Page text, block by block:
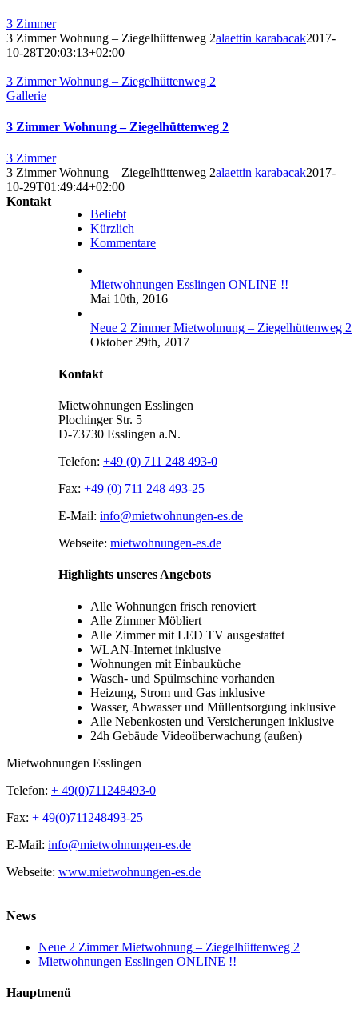
3 Zimmer
3 Zimmer Wohnung – Ziegelhüttenweg 2alaettin karabacak2017-
10-28T20:03:13+02:00
3 Zimmer Wohnung – Ziegelhüttenweg 2
Gallerie
3 Zimmer Wohnung – Ziegelhüttenweg 2
3 Zimmer
3 Zimmer Wohnung – Ziegelhüttenweg 2alaettin karabacak2017-
10-29T01:49:44+02:00
Beliebt
Kürzlich
Kommentare
Mietwohnungen Esslingen ONLINE !!
Mai 10th, 2016
Neue 2 Zimmer Mietwohnung – Ziegelhüttenweg 2
Oktober 29th, 2017
Kontakt
Mietwohnungen Esslingen
Plochinger Str. 5
D-73730 Esslingen a.N.
Telefon: +49 (0) 711 248 493-0
Fax: +49 (0) 711 248 493-25
E-Mail: info@mietwohnungen-es.de
Webseite: mietwohnungen-es.de
Highlights unseres Angebots
Alle Wohnungen frisch renoviert
Alle Zimmer Möbliert
Alle Zimmer mit LED TV ausgestattet
WLAN-Internet inklusive
Wohnungen mit Einbauküche
Wasch- und Spülmschine vorhanden
Heizung, Strom und Gas inklusive
Wasser, Abwasser und Müllentsorgung inklusive
Alle Nebenkosten und Versicherungen inklusive
24h Gebäude Videoüberwachung (außen)
Kontakt
Mietwohnungen Esslingen
Telefon: + 49(0)711248493-0
Fax: + 49(0)711248493-25
E-Mail: info@mietwohnungen-es.de
Webseite: www.mietwohnungen-es.de
News
Neue 2 Zimmer Mietwohnung – Ziegelhüttenweg 2
Mietwohnungen Esslingen ONLINE !!
Hauptmenü